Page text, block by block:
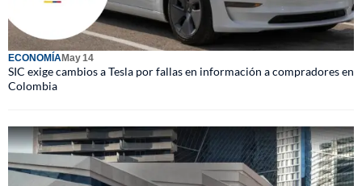
ECONOMÍAMay 14
SIC exige cambios a Tesla por fallas en información a compradores en
Colombia